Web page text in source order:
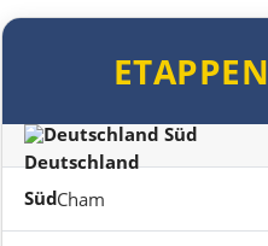
ETAPPEN
Deutschland Süd
Cham